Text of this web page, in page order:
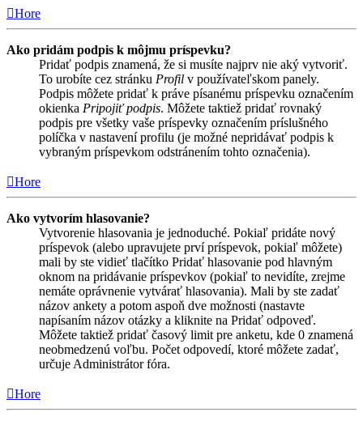
Hore
Ako pridám podpis k môjmu príspevku?
Pridať podpis znamená, že si musíte najprv nie aký vytvoriť.
To urobíte cez stránku Profil v používateľskom panely.
Podpis môžete pridať k práve písanému príspevku označením
okienka Pripojiť podpis. Môžete taktiež pridať rovnaký
podpis pre všetky vaše príspevky označením príslušného
políčka v nastavení profilu (je možné nepridávať podpis k
vybraným príspevkom odstránením tohto označenia).
Hore
Ako vytvorím hlasovanie?
Vytvorenie hlasovania je jednoduché. Pokiaľ pridáte nový
príspevok (alebo upravujete prví príspevok, pokiaľ môžete)
mali by ste vidieť tlačítko Pridať hlasovanie pod hlavným
oknom na pridávanie príspevkov (pokiaľ to nevidíte, zrejme
nemáte oprávnenie vytvárať hlasovania). Mali by ste zadať
názov ankety a potom aspoň dve možnosti (nastavte
napísaním názov otázky a kliknite na Pridať odpoveď.
Môžete taktiež pridať časový limit pre anketu, kde 0 znamená
neobmedzenú voľbu. Počet odpovedí, ktoré môžete zadať,
určuje Administrátor fóra.
Hore